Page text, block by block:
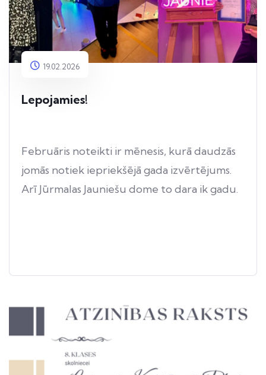
19.02.2026
Lepojamies!
Februāris noteikti ir mēnesis, kurā daudzās
jomās notiek iepriekšējā gada izvērtējums.
Arī Jūrmalas Jauniešu dome to dara ik gadu.